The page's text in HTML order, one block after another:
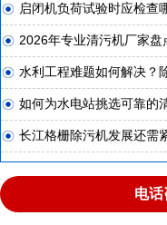
启闭机负荷试验时应检查
2026年专业清污机厂家
水利工程难题如何解决？
如何为水电站挑选可靠的
长江格栅除污机发展还需
电